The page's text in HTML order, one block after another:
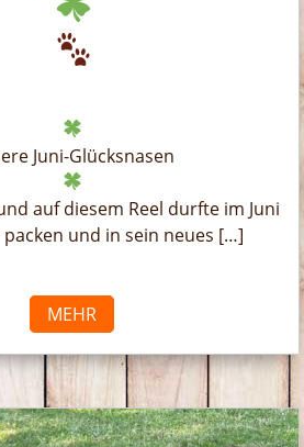
Juni-Glücksnasen
auf diesem Reel durfte im Juni
und in sein neues […]
MEHR